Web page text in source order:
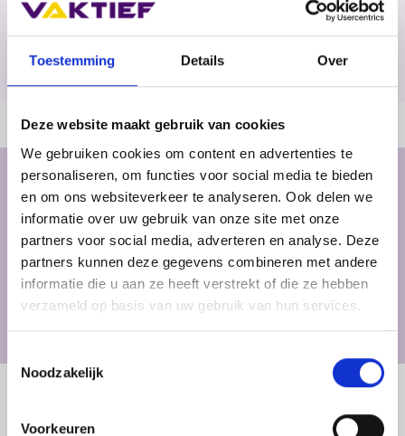
Toestemming Details Over
Deze website maakt gebruik van cookies
We gebruiken cookies om content en advertenties te
personaliseren, om functies voor social media te bieden
en om ons websiteverkeer te analyseren. Ook delen we
informatie over uw gebruik van onze site met onze
partners voor social media, adverteren en analyse. Deze
partners kunnen deze gegevens combineren met andere
informatie die u aan ze heeft verstrekt of die ze hebben
verzameld op basis van uw gebruik van hun services.
Noodzakelijk
Voorkeuren
CONTACT
Contactgegevens
Protrac
Rietdekkerstraat 2
5405 AX Uden
T. +31413259100
jpeters@jrzsuspension.com
https://www.jrzsuspension.com